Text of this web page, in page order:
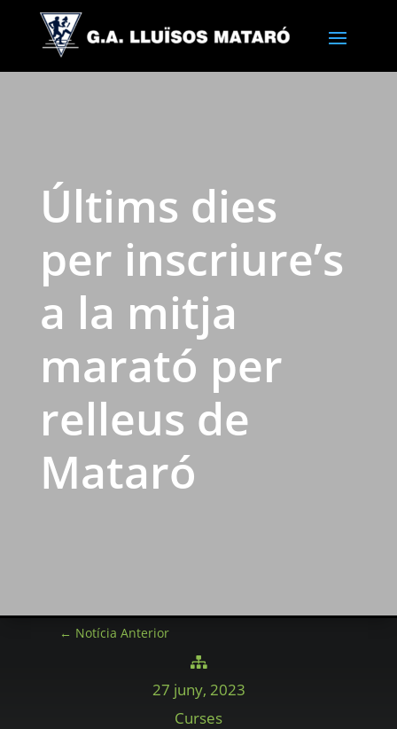
Últims dies
per inscriure’s
a la mitja
marató per
relleus de
Mataró
← Notícia Anterior

27 juny, 2023
Curses